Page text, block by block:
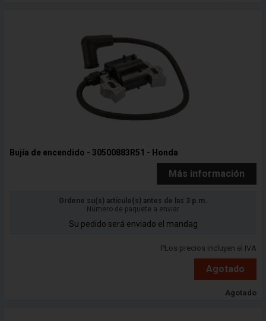
Bujía de encendido - 30500883R51 - Honda
Más información
Ordene su(s) artículo(s) antes de las 3 p.m.
Número de paquete a enviar
Su pedido será enviado el mandag
PLos precios incluyen el IVA
Agotado
Agotado